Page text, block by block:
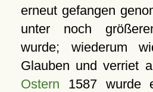
erneut gefangen
unter noch
wurde; wiederum
Glauben und verriet
Ostern 1587 wurde